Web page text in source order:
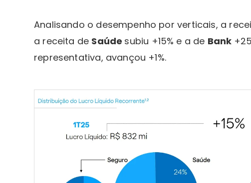
Analisando o desempenho por verticais, a
a receita de Saúde subiu +15% e a de Bank
representativa, avançou +1%.